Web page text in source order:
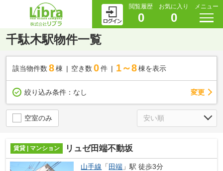
閲覧履歴
0
お気に入り
0
メニュー
千駄木駅物件一覧
該当物件数 8棟 空き数 0 件 1～8 棟を表示
絞り込み条件： なし 変更
空室のみ
賃貸 | マンション リュゼ田端不動坂
山手線 「 田端 」駅 徒歩3分